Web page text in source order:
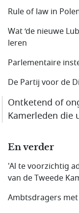
Rule of law in
Wat ‘de nieuwe
leren
Parlementaire
De Partij voor de
Ontketend of
Kamerleden die
En verder
'Al te voorzichtig
van de Tweede
Ambtsdragers